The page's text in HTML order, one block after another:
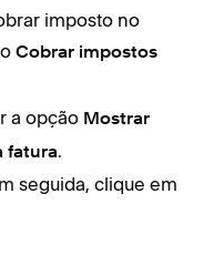
imposto no
Cobrar impostos
a opção Mostrar
fatura.
seguida, clique em